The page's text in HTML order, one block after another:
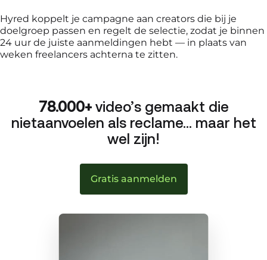
Hyred koppelt je campagne aan creators die bij je
doelgroep passen en regelt de selectie, zodat je binnen
24 uur de juiste aanmeldingen hebt — in plaats van
weken freelancers achterna te zitten.
78.000+video’s gemaakt die
nietaanvoelen als reclame… maar het
wel zijn!
Gratis aanmelden